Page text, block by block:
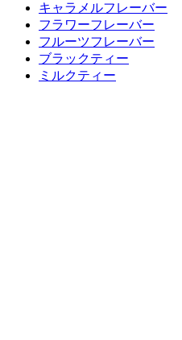
キャラメルフレーバー
フラワーフレーバー
フルーツフレーバー
ブラックティー
ミルクティー